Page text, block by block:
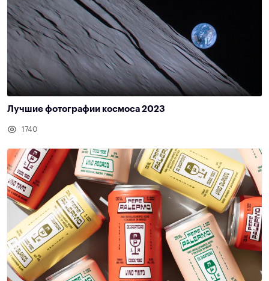
Лучшие фотографии космоса 2023
1740